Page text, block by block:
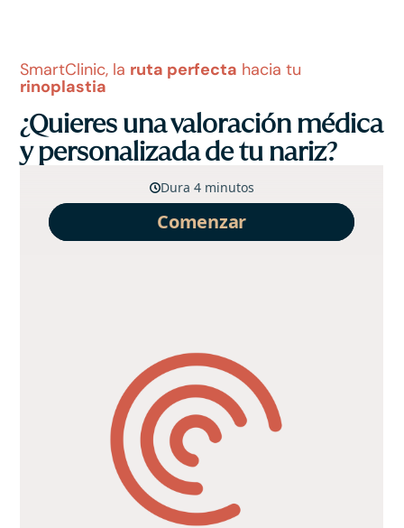
SmartClinic, la ruta perfecta hacia tu
rinoplastia
¿Quieres una valoración médica
y personalizada de tu nariz?